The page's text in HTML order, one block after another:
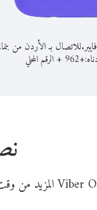
للاتصال بـ الأردن من
+
962
+الرقم المحلي